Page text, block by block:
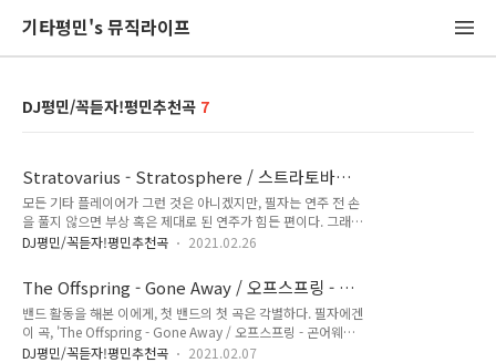
기타평민's 뮤직라이프
DJ평민/꼭듣자!평민추천곡 7
Stratovarius - Stratosphere / 스트라토바리
우스 - 스트라토스피어
모든 기타 플레이어가 그런 것은 아니겠지만, 필자는 연주 전 손
을 풀지 않으면 부상 혹은 제대로 된 연주가 힘든 편이다. 그래서
꼭 손의 근육들을 다양하게 사용할 수 있는 플레이를 느리게 하
Stratosphere / 스트라토바리우스 - 스트라토스피어 스트라토
바리우스는 국내엔 Forever 라는 서정적인 곡으로 더 잘 알려져
있다. 메탈 음악을 하는 이들의 앨범에 들어간 이 단 한곡의 파급
력은 엄청났다. 포에버를 듣고 앨범을 구매한 리스너들이 대량
환불을 했고, 이 대량 환불사태에 놀라 멤버가 직접 한국을 방문
DJ평민/꼭듣자!평민추천곡 2021.02.26
The Offspring - Gone Away / 오프스프링 - 곤
어웨이
밴드 활동을 해본 이에게, 첫 밴드의 첫 곡은 각별하다. 필자에겐
이 곡, 'The Offspring - Gone Away / 오프스프링 - 곤어웨이'
가 그렇다. 벌써 오랜 시간이 흘렀다. 첫 합주의 설레는 마음 가
DJ평민/꼭듣자!평민추천곡 2021.02.07